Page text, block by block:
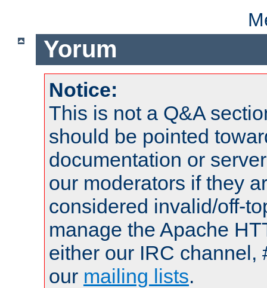
Yorum
Notice:
This is not a Q&A
should be pointed
documentation or
our moderators if they
considered invalid/off-
manage the Apache
either our IRC channel,
our mailing lists.